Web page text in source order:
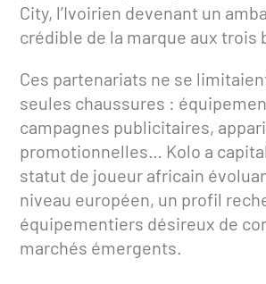
City, l’Ivoirien devenant un
crédible de la marque aux trois
Ces partenariats ne se
seules chaussures :
campagnes publicitaires,
promotionnelles… Kolo a
statut de joueur africain
niveau européen, un profil
équipementiers désireux de
marchés émergents.